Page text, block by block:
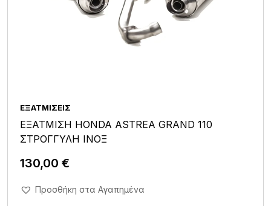
ΕΞΑΤΜΊΣΕΙΣ
ΕΞΑΤΜΙΣΗ HONDA ASTREA GRAND 110
ΣΤΡΟΓΓΥΛΗ ΙΝΟΞ
130,00 €
Άμεση Αγορά Σε 1'
Προσθήκη στα Αγαπημένα